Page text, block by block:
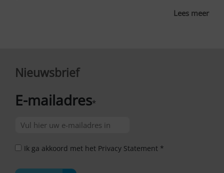
Lees meer
Nieuwsbrief
E-mailadres*
Ik ga akkoord met het Privacy Statement *